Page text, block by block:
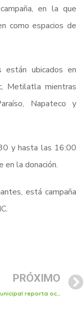
en la que
como espacios de
están ubicados en
Metilatla mientras
Napateco y
y hasta las 16:00
en la donación.
está campaña
PRÓXIMO
Turismo municipal reporta ocupación hotelera de entre un 40 a 50% del 1 al 15 de agosto; esperan repunte con el culmen de la feria